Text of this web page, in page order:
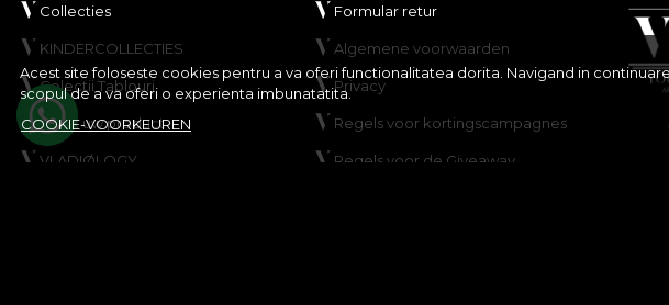
Acest site foloseste cookies pentru a va oferi functionalitatea dorita. Navigand in
scopul de a va oferi o experienta imbunatatita.
COOKIE-VOORKEUREN
Collecties
KINDERCOLLECTIES
Colectii Tablouri
Maak uw product
VLADIØLOGY
Formular retur
Algemene voorwaarden
Privacy
Regels voor kortingscampagnes
Regels voor de Giveaway